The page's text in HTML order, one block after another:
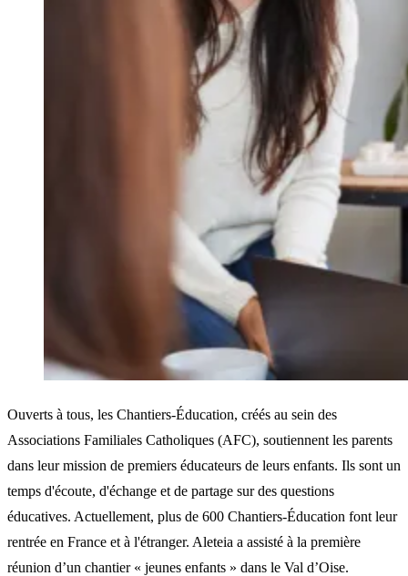
Ouverts à tous, les Chantiers-Éducation, créés au sein des
Associations Familiales Catholiques (AFC), soutiennent les parents
dans leur mission de premiers éducateurs de leurs enfants. Ils sont un
temps d'écoute, d'échange et de partage sur des questions
éducatives. Actuellement, plus de 600 Chantiers-Éducation font leur
rentrée en France et à l'étranger. Aleteia a assisté à la première
réunion d’un chantier « jeunes enfants » dans le Val d’Oise.